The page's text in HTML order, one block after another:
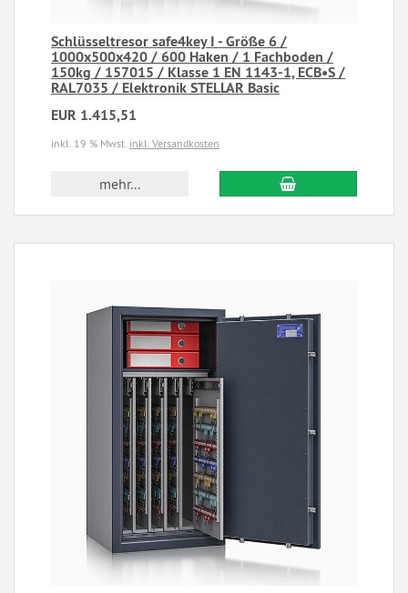
Schlüsseltresor safe4key I - Größe 6 /
1000x500x420 / 600 Haken / 1 Fachboden /
150kg / 157015 / Klasse 1 EN 1143-1, ECB•S /
RAL7035 / Elektronik STELLAR Basic
EUR 1.415,51
inkl. 19 % Mwst. inkl. Versandkosten
mehr...